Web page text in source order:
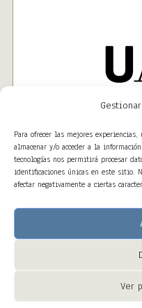
Para ofrecer las mejores
almacenar y/o acceder a la
tecnologías nos permitirá procesar
identificaciones únicas en este sitio.
afectar negativamente a ciertas
Ver